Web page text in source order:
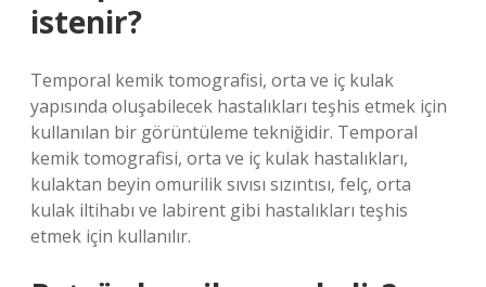
istenir?
Temporal kemik tomografisi, orta ve iç kulak
yapısında oluşabilecek hastalıkları teşhis etmek için
kullanılan bir görüntüleme tekniğidir. Temporal
kemik tomografisi, orta ve iç kulak hastalıkları,
kulaktan beyin omurilik sıvısı sızıntısı, felç, orta
kulak iltihabı ve labirent gibi hastalıkları teşhis
etmek için kullanılır.